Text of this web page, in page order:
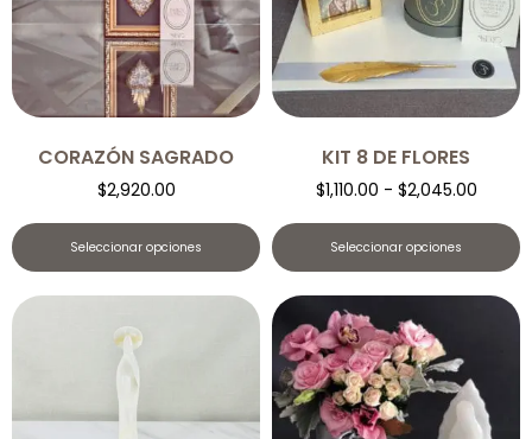
CORAZÓN SAGRADO
$2,920.00
Seleccionar opciones
KIT 8 DE FLORES
$1,110.00 - $2,045.00
Seleccionar opciones